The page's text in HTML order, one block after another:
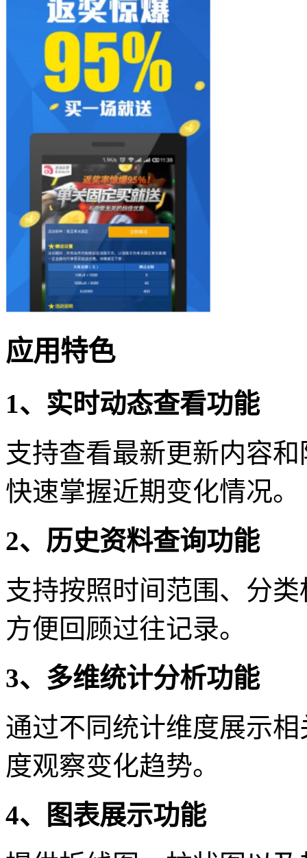
应用特色
1、实时动态查看功能
支持查看最新更新内容
快速掌握近期变化情况。
2、历史资料查询功能
支持按照时间范围、分
方便回顾过往记录。
3、多维统计分析功能
通过不同统计维度展示
度观察变化趋势。
4、图表展示功能